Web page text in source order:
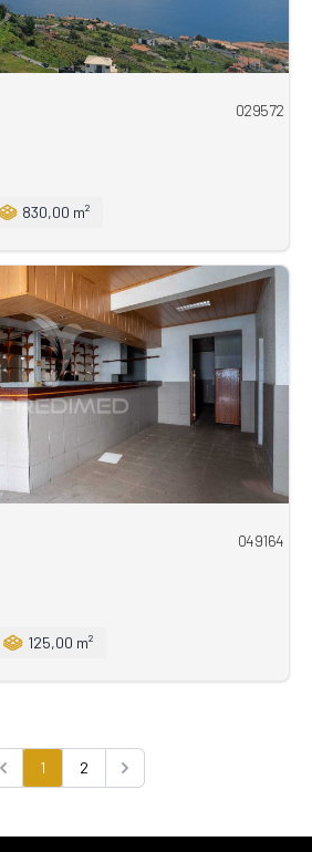
029572
830,00 m²
049164
125,00 m²
Previous
1 2
Next